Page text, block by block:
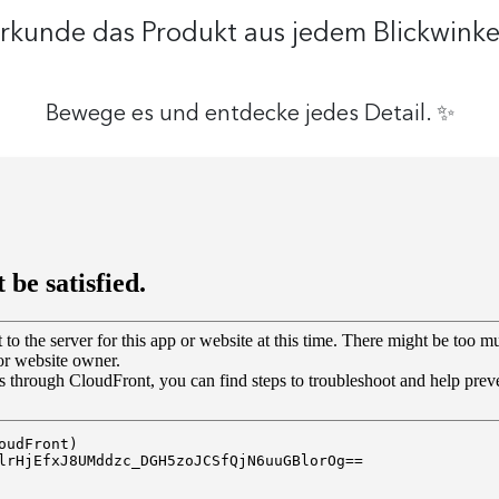
das Produkt aus jedem
Bewege es und entdecke jedes Detail. ✨